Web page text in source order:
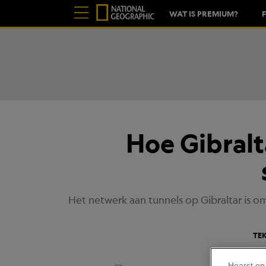
WAT IS PREMIUM?
Hoe
Het netwerk aan tunnels op Gibraltar is